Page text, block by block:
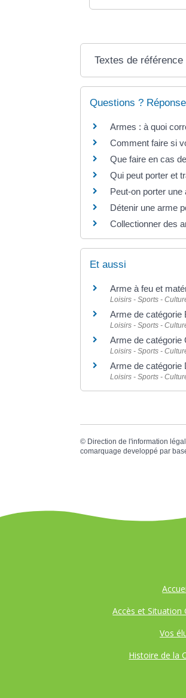
Textes de référence
Questions ?
Armes : à quoi
Comment faire si
Que faire en cas
Qui peut porter et
Peut-on porter
Détenir une arme
Collectionner des
Et aussi
Arme à feu et
Loisirs - Sports -
Arme de catégorie
Loisirs - Sports -
Arme de catégorie
Loisirs - Sports -
Arme de catégorie
Loisirs - Sports -
© Direction de l'information
comarquage developpé par
Accès et Situation
Vos
Histoire de la